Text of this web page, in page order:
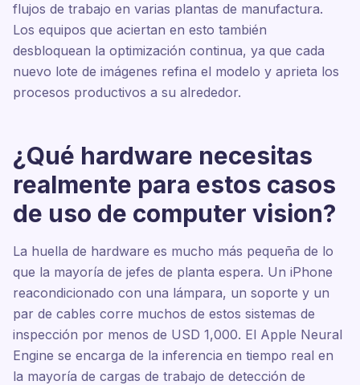
flujos de trabajo en varias plantas de manufactura.
Los equipos que aciertan en esto también
desbloquean la optimización continua, ya que cada
nuevo lote de imágenes refina el modelo y aprieta los
procesos productivos a su alrededor.
¿Qué hardware necesitas
realmente para estos casos
de uso de computer vision?
La huella de hardware es mucho más pequeña de lo
que la mayoría de jefes de planta espera. Un iPhone
reacondicionado con una lámpara, un soporte y un
par de cables corre muchos de estos sistemas de
inspección por menos de USD 1,000. El Apple Neural
Engine se encarga de la inferencia en tiempo real en
la mayoría de cargas de trabajo de detección de